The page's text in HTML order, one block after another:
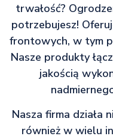
trwałość?
potrzebujesz!
frontowych, w tym
Nasze produkty
jakością
Nasza firma
również w wielu